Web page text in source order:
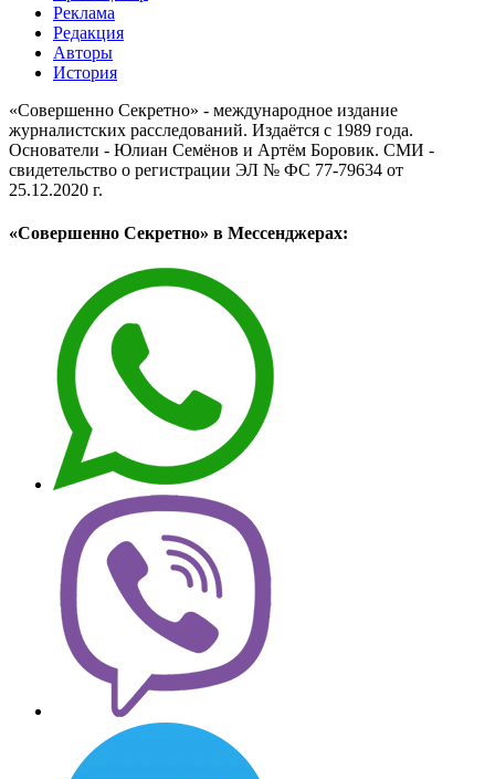
Реклама
Редакция
Авторы
История
«Совершенно Секретно» - международное издание
журналистских расследований. Издаётся с 1989 года.
Основатели - Юлиан Семёнов и Артём Боровик. CМИ -
свидетельство о регистрации ЭЛ № ФС 77-79634 от
25.12.2020 г.
«Совершенно Секретно» в Мессенджерах: